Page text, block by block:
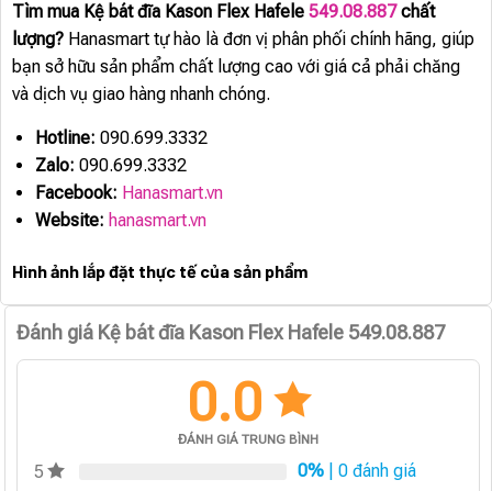
Tìm mua Kệ bát đĩa Kason Flex Hafele 549.08.887chất
lượng? Hanasmart tự hào là đơn vị phân phối chính hãng, giúp
bạn sở hữu sản phẩm chất lượng cao với giá cả phải chăng
và dịch vụ giao hàng nhanh chóng.
Hotline: 090.699.3332
Zalo: 090.699.3332
Facebook: Hanasmart.vn
Website: hanasmart.vn
Hình ảnh lắp đặt thực tế của sản phẩm
Đánh giá Kệ bát đĩa Kason Flex Hafele 549.08.887
0.0
ĐÁNH GIÁ TRUNG BÌNH
5 0% | 0 đánh giá